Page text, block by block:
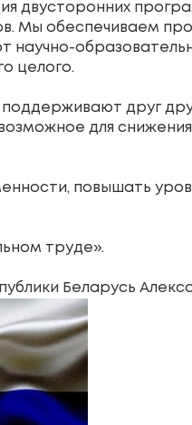
двусторонних
Мы обеспечиваем
научно-
целого.
друг
для
повышать
труде».
Беларусь